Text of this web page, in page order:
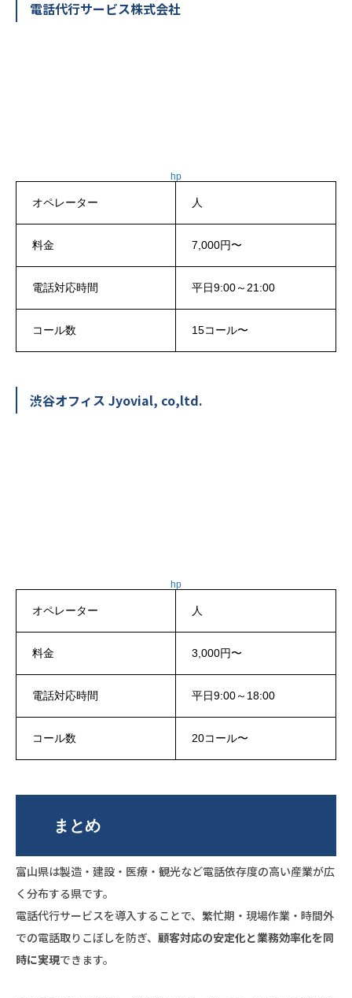
電話代行サービス株式会社
hp
オペレーター 人
料金 7,000円〜
電話対応時間 平日9:00～21:00
コール数 15コール〜
渋谷オフィス Jyovial, co,ltd.
hp
オペレーター 人
料金 3,000円〜
電話対応時間 平日9:00～18:00
コール数 20コール〜
まとめ
富山県は製造・建設・医療・観光など電話依存度の高い産業が広
く分布する県です。
電話代行サービスを導入することで、繁忙期・現場作業・時間外
での電話取りこぼしを防ぎ、 顧客対応の安定化と業務効率化を同
時に実現できます。